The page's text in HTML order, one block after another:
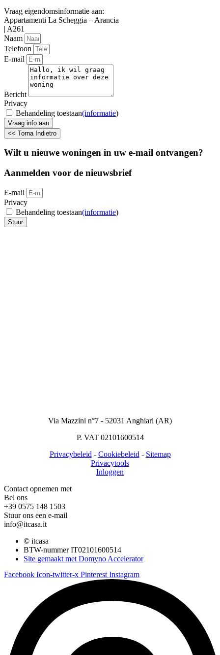
Vraag eigendomsinformatie aan:
Appartamenti La Scheggia – Arancia
| A261
Naam
Telefoon
E-mail
Bericht
Privacy
Behandeling toestaan(informatie)
Vraag info aan
<< Torna Indietro
Wilt u nieuwe woningen in uw e-mail ontvangen?
Aanmelden voor de nieuwsbrief
E-mail
Privacy
Behandeling toestaan(informatie)
Stuur
Via Mazzini n°7 - 52031 Anghiari (AR)
P. VAT 02101600514
Privacybeleid - Cookiebeleid - Sitemap
Privacytools
Inloggen
Contact opnemen met
Bel ons
+39 0575 148 1503
Stuur ons een e-mail
info@itcasa.it
© itcasa
BTW-nummer IT02101600514
Site gemaakt met Domyno Accelerator
Facebook Icon-twitter-x Pinterest Instagram